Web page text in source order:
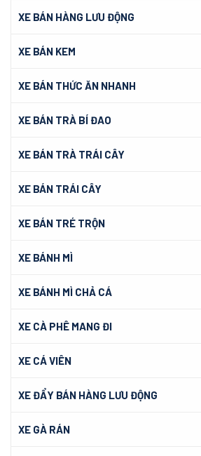
XE BÁN HÀNG LƯU ĐỘNG
XE BÁN KEM
XE BÁN THỨC ĂN NHANH
XE BÁN TRÀ BÍ ĐAO
XE BÁN TRÀ TRÁI CÂY
XE BÁN TRÁI CÂY
XE BÁN TRÉ TRỘN
XE BÁNH MÌ
XE BÁNH MÌ CHẢ CÁ
XE CÀ PHÊ MANG ĐI
XE CÁ VIÊN
XE ĐẨY BÁN HÀNG LƯU ĐỘNG
XE GÀ RÁN